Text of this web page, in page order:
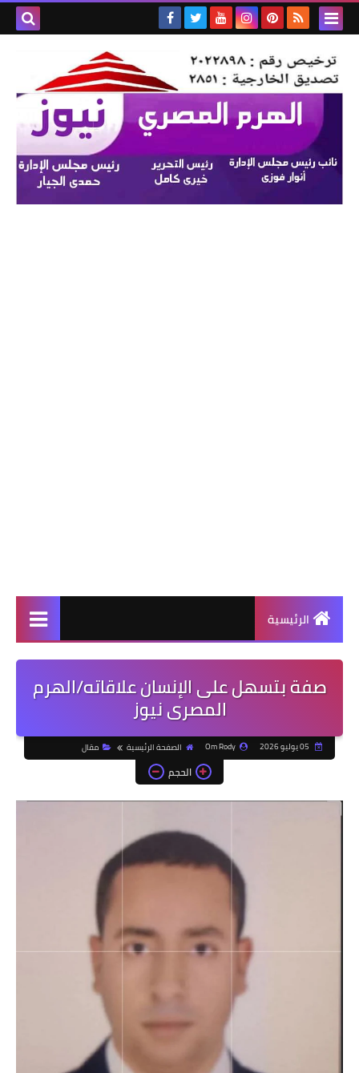
الرئيسية
صفة بتسهل على الإنسان علاقاته/الهرم
المصرى نيوز
Om Rody الصفحة الرئيسية مقال
الحجم